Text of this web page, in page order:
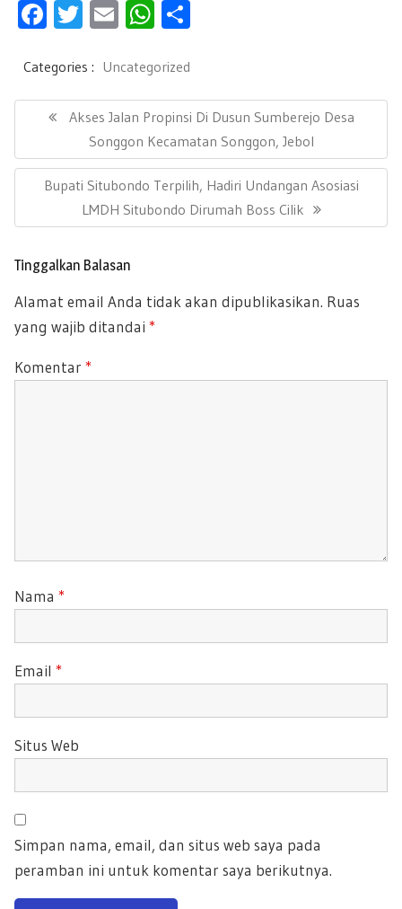
F
e
b
oo
k
T
tt
er
E
ail
W
at
s
A
p
p
e
Categories : Uncategorized
N
g
i
o
P
E
V
U
P
O
T
Akses Jalan Propinsi Di Dusun Sumberejo Desa
Songgon Kecamatan Songgon, Jebol
N
X
O
S
:
Bupati Situbondo Terpilih, Hadiri Undangan Asosiasi
LMDH Situbondo Dirumah Boss Cilik
Tinggalkan Balasan
Alamat email Anda tidak akan dipublikasikan. Ruas
yang wajib ditandai *
Komentar *
Nama *
Email *
Situs Web
Simpan nama, email, dan situs web saya pada
peramban ini untuk komentar saya berikutnya.